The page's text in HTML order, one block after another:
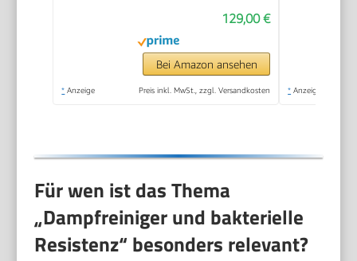
bar, Aufheizzeit: 6,5
min., Heizleistung:
1.500 W, mit
Bodenreinigungsset
129,00 €
Bei Amazon ansehen
* Anzeige Preis inkl. MwSt., zzgl. Versandkosten * Anzeige
Für wen ist das Thema
„Dampfreiniger und bakterielle
Resistenz“ besonders relevant?